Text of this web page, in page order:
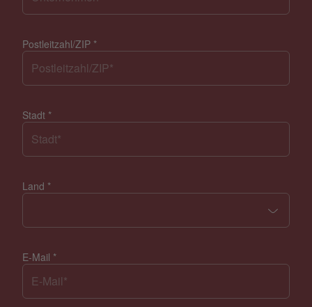
Postleitzahl/ZIP *
Stadt *
Land *
E-Mail *